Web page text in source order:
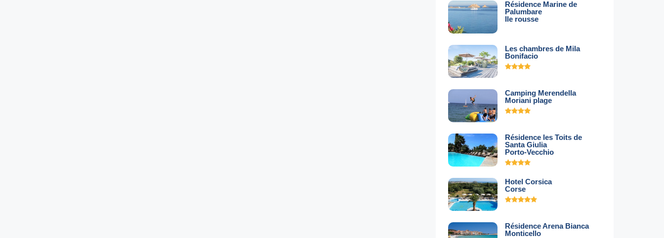
Résidence Marine de
Palumbare
Ile rousse
Les chambres de Mila
Bonifacio
Camping Merendella
Moriani plage
Résidence les Toits de
Santa Giulia
Porto-Vecchio
Hotel Corsica
Corse
Résidence Arena Bianca
Monticello